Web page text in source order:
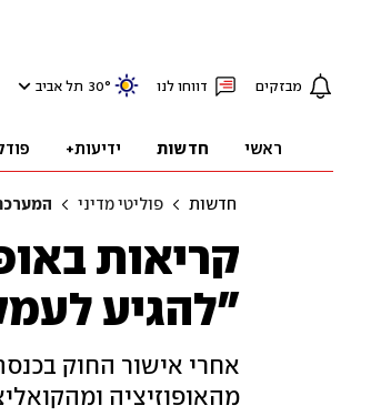
מבזקים דווחו לנו 30° תל אביב
ראשי חדשות ידיעות+
חדשות פוליטי מדיני
קריאות
"להגיע
אחרי אישור החוק